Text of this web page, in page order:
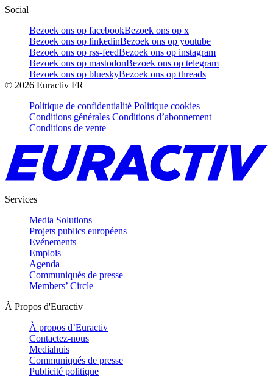
Social
Bezoek ons op facebookBezoek ons op x
Bezoek ons op linkedinBezoek ons op youtube
Bezoek ons op rss-feedBezoek ons op instagram
Bezoek ons op mastodonBezoek ons op telegram
Bezoek ons op blueskyBezoek ons op threads
© 2026 Euractiv FR
Politique de confidentialité Politique cookies
Conditions générales Conditions d’abonnement
Conditions de vente
Services
Media Solutions
Projets publics européens
Evénements
Emplois
Agenda
Communiqués de presse
Members’ Circle
À Propos d'Euractiv
À propos d’Euractiv
Contactez-nous
Mediahuis
Communiqués de presse
Publicité politique